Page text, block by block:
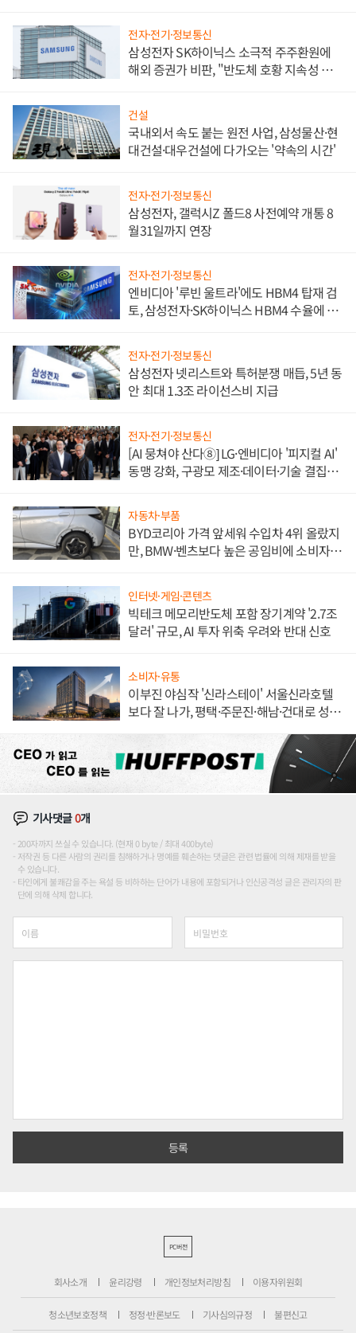
전자·전기·정보통신
삼성전자 SK하이닉스 소극적 주주환원에
해외 증권가 비판, "반도체 호황 지속성 의
건설
국내외서 속도 붙는 원전 사업, 삼성물산·현
대건설·대우건설에 다가오는 '약속의 시간'
전자·전기·정보통신
삼성전자, 갤럭시Z 폴드8 사전예약 개통 8
월31일까지 연장
전자·전기·정보통신
엔비디아 '루빈 울트라'에도 HBM4 탑재 검
토, 삼성전자·SK하이닉스 HBM4 수율에 주
전자·전기·정보통신
삼성전자 넷리스트와 특허분쟁 매듭, 5년 동
안 최대 1.3조 라이선스비 지급
전자·전기·정보통신
[AI 뭉쳐야 산다⑧] LG·엔비디아 '피지컬 AI'
동맹 강화, 구광모 제조·데이터·기술 결집
자동차·부품
BYD코리아 가격 앞세워 수입차 4위 올랐지
만, BMW·벤츠보다 높은 공임비에 소비자
인터넷·게임·콘텐츠
빅테크 메모리반도체 포함 장기계약 '2.7조
달러' 규모, AI 투자 위축 우려와 반대 신호
소비자·유통
이부진 야심작 '신라스테이' 서울신라호텔
보다 잘 나가, 평택·주문진·해남·건대로 성
기사댓글0개
200자까지 쓰실 수 있습니다. (현재 0 byte / 최대 400byte)
저작권 등 다른 사람의 권리를 침해하거나 명예를 훼손하는 댓글은 관련 법률에 의해 제재를 받을
수 있습니다.
타인에게 불쾌감을 주는 욕설 등 비하하는 단어가 내용에 포함되거나 인신공격성 글은 관리자의 판
단에 의해 삭제 합니다.
PC버전
회사소개 윤리강령 개인정보처리방침 이용자위원회
청소년보호정책 정정·반론보도 기사심의규정 불편신고